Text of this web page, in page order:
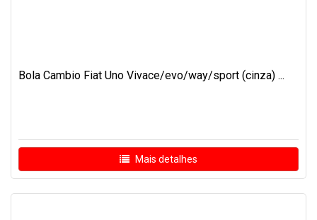
Bola Cambio Fiat Uno Vivace/evo/way/sport (cinza) ...
Mais detalhes